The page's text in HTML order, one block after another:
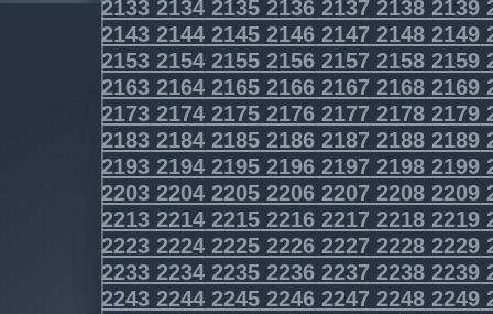
2133 2134 2135 2136 2137 2138 2139
2143 2144 2145 2146 2147 2148 2149
2153 2154 2155 2156 2157 2158 2159
2163 2164 2165 2166 2167 2168 2169
2173 2174 2175 2176 2177 2178 2179
2183 2184 2185 2186 2187 2188 2189
2193 2194 2195 2196 2197 2198 2199
2203 2204 2205 2206 2207 2208 2209
2213 2214 2215 2216 2217 2218 2219
2223 2224 2225 2226 2227 2228 2229
2233 2234 2235 2236 2237 2238 2239
2243 2244 2245 2246 2247 2248 2249